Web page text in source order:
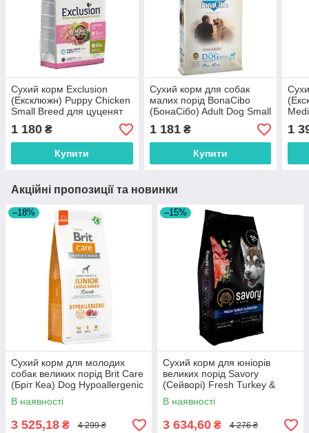
Сухий корм Exclusion
(Ексклюжн) Puppy Chicken
Small Breed для цуценят
малих порід з куркою 2 кг
1 180 ₴
Купити
Сухий корм для собак
малих порід BonaCibo
(БонаСібо) Adult Dog Small
Breed Chicken & Rice with
Anchovy курка анчоуси та
рис 4 кг
1 181₴
Купити
кг
1
Акційні пропозиції та новинки
–18%
Сухий корм для молодих
собак великих порід Brit Care
(Бріт Кеа) Dog Hypoallergenic
Junior Large Breed з ягням 12
кг
В наявності
3 525,18 ₴ 4 299 ₴
–15%
Сухий корм для юніорів
великих порід Savory
(Cейворi) Fresh Turkey &
Сhicken Junior Large Breeds
зі свіжою індичкою та курко
12 кг
В наявності
3 634,60 ₴ 4 276 ₴